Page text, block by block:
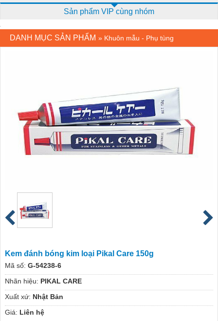
Sản phẩm VIP cùng nhóm
DANH MỤC SẢN PHẨM » Khuôn mẫu - Phụ tùng
Kem đánh bóng kim loại Pikal Care 150g
Mã số: G-54238-6
Nhãn hiệu: PIKAL CARE
Xuất xứ: Nhật Bản
Giá: Liên hệ